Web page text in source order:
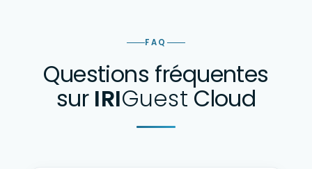
FAQ
Questions fréquentes
sur IRIGuest Cloud